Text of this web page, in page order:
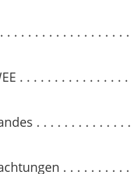
. . . . . . . . . . . . . . . . .
. . . . . . . . . . . . . . . .
. . . . . . . . . . . . . .
. . . . . . . . . .